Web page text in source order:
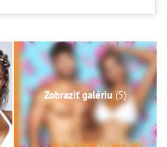
Zobraziť galériu(5)